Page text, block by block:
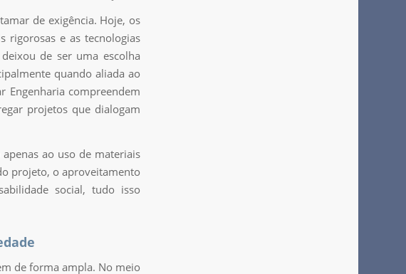
de exigência. Hoje, os
rigorosas e as tecnologias
de ser uma escolha
quando aliada ao
Engenharia compreendem
projetos que dialogam
ao uso de materiais
projeto, o aproveitamento
social, tudo isso
de forma ampla. No meio